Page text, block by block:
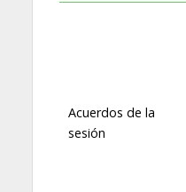
Acuerdos de la
sesión